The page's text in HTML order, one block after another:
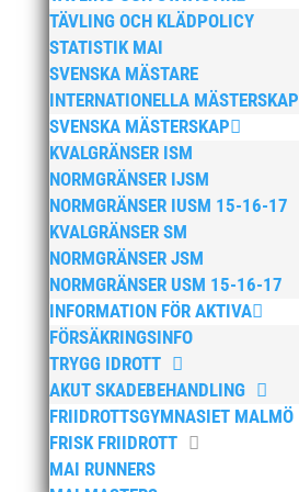
TÄVLING OCH KLÄDPOLICY
STATISTIK MAI
SVENSKA MÄSTARE
INTERNATIONELLA MÄSTERSKAP
SVENSKA MÄSTERSKAP
KVALGRÄNSER ISM
NORMGRÄNSER IJSM
NORMGRÄNSER IUSM 15-16-17
KVALGRÄNSER SM
NORMGRÄNSER JSM
NORMGRÄNSER USM 15-16-17
INFORMATION FÖR AKTIVA
FÖRSÄKRINGSINFO
TRYGG IDROTT
AKUT SKADEBEHANDLING
FRIIDROTTSGYMNASIET MALMÖ
FRISK FRIIDROTT
MAI RUNNERS
mars 2025
januari 2025
oktober 2024
september 2024
augusti 2024
juni 2024
april 2024
mars 2024
februari 2024
januari 2024
december 2023
maj 2023
april 2023
januari 2023